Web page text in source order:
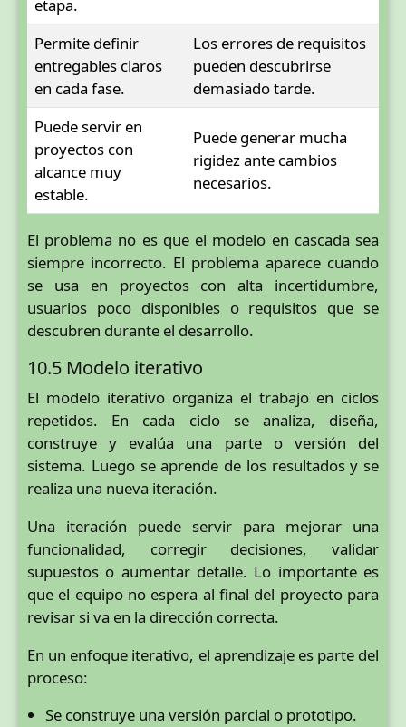
etapa.
Permite definir
entregables claros
en cada fase.
Los errores de requisitos
pueden descubrirse
demasiado tarde.
Puede servir en
proyectos con
alcance muy
estable.
Puede generar mucha
rigidez ante cambios
necesarios.
El problema no es que el modelo en cascada sea
siempre incorrecto. El problema aparece cuando
se usa en proyectos con alta incertidumbre,
usuarios poco disponibles o requisitos que se
descubren durante el desarrollo.
10.5 Modelo iterativo
El modelo iterativo organiza el trabajo en ciclos
repetidos. En cada ciclo se analiza, diseña,
construye y evalúa una parte o versión del
sistema. Luego se aprende de los resultados y se
realiza una nueva iteración.
Una iteración puede servir para mejorar una
funcionalidad, corregir decisiones, validar
supuestos o aumentar detalle. Lo importante es
que el equipo no espera al final del proyecto para
revisar si va en la dirección correcta.
En un enfoque iterativo, el aprendizaje es parte del
proceso:
Se construye una versión parcial o prototipo.